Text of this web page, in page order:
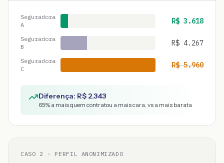
Seguradora
A
R$ 3.618
Seguradora
B
R$ 4.267
Seguradora
C
R$5.960
Diferença: R$ 2.343
65% a mais quem contratou a mais cara, vs a mais barata
CASO 2 · PERFIL ANONIMIZADO